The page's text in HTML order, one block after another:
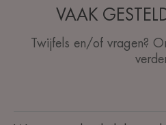
VAAK
Twijfels en/of vragen?